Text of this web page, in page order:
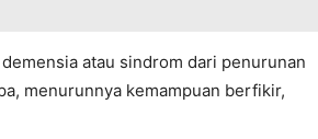
atau sindrom dari penurunan
menurunnya kemampuan berfikir,